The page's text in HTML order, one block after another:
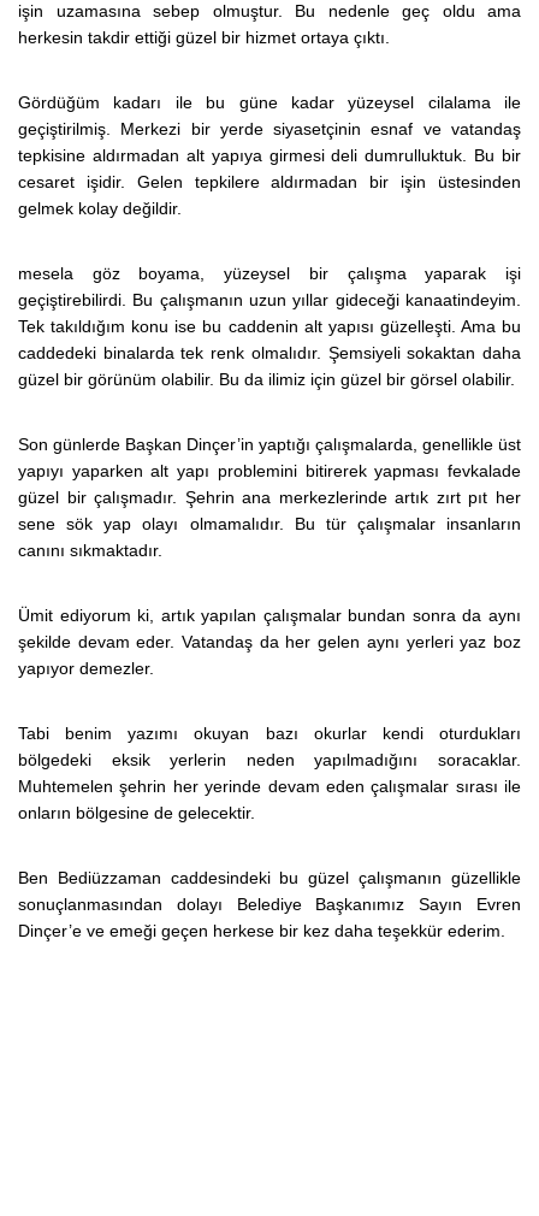
işin uzamasına sebep olmuştur. Bu nedenle geç oldu ama
herkesin takdir ettiği güzel bir hizmet ortaya çıktı.
Gördüğüm kadarı ile bu güne kadar yüzeysel cilalama ile
geçiştirilmiş. Merkezi bir yerde siyasetçinin esnaf ve vatandaş
tepkisine aldırmadan alt yapıya girmesi deli dumrulluktuk. Bu bir
cesaret işidir. Gelen tepkilere aldırmadan bir işin üstesinden
gelmek kolay değildir.
mesela göz boyama, yüzeysel bir çalışma yaparak işi
geçiştirebilirdi. Bu çalışmanın uzun yıllar gideceği kanaatindeyim.
Tek takıldığım konu ise bu caddenin alt yapısı güzelleşti. Ama bu
caddedeki binalarda tek renk olmalıdır. Şemsiyeli sokaktan daha
güzel bir görünüm olabilir. Bu da ilimiz için güzel bir görsel olabilir.
Son günlerde Başkan Dinçer’in yaptığı çalışmalarda, genellikle üst
yapıyı yaparken alt yapı problemini bitirerek yapması fevkalade
güzel bir çalışmadır. Şehrin ana merkezlerinde artık zırt pıt her
sene sök yap olayı olmamalıdır. Bu tür çalışmalar insanların
canını sıkmaktadır.
Ümit ediyorum ki, artık yapılan çalışmalar bundan sonra da aynı
şekilde devam eder. Vatandaş da her gelen aynı yerleri yaz boz
yapıyor demezler.
Tabi benim yazımı okuyan bazı okurlar kendi oturdukları
bölgedeki eksik yerlerin neden yapılmadığını soracaklar.
Muhtemelen şehrin her yerinde devam eden çalışmalar sırası ile
onların bölgesine de gelecektir.
Ben Bediüzzaman caddesindeki bu güzel çalışmanın güzellikle
sonuçlanmasından dolayı Belediye Başkanımız Sayın Evren
Dinçer’e ve emeği geçen herkese bir kez daha teşekkür ederim.